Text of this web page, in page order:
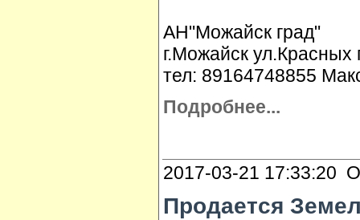
АН"Можайск град"
г.Можайск
тел: 89164748855
Подробнее...
2017-03-21 17:33:20
Продается